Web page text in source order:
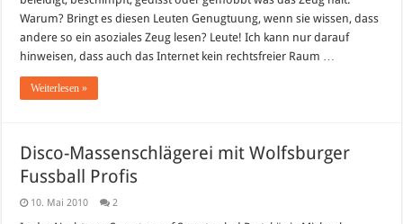
Warum? Bringt es diesen Leuten Genugtuung, wenn sie wissen, dass
andere so ein asoziales Zeug lesen? Leute! Ich kann nur darauf
hinweisen, dass auch das Internet kein rechtsfreier Raum …
Weiterlesen »
Disco-Massenschlägerei mit Wolfsburger
Fussball Profis
10. Mai 2010 2